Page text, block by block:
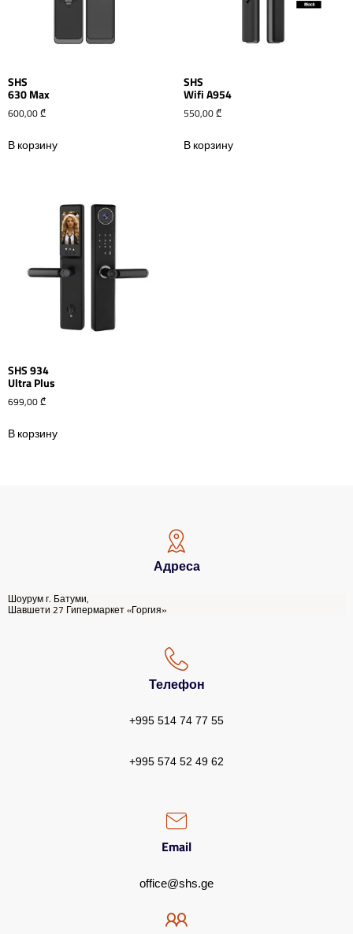
SHS
630 Max
600,00₾
В корзину
SHS
Wifi A954
550,00₾
В корзину
SHS 934
Ultra Plus
699,00₾
В корзину
Адреса
Шоурум г. Батуми,
Шавшети 27 Гипермаркет «Горгия»
Телефон
+995 514 74 77 55
+995 574 52 49 62
Email
office@shs.ge